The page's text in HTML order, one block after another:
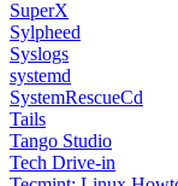
SuperX
Sylpheed
Syslogs
systemd
SystemRescueCd
Tails
Tango Studio
Tech Drive-in